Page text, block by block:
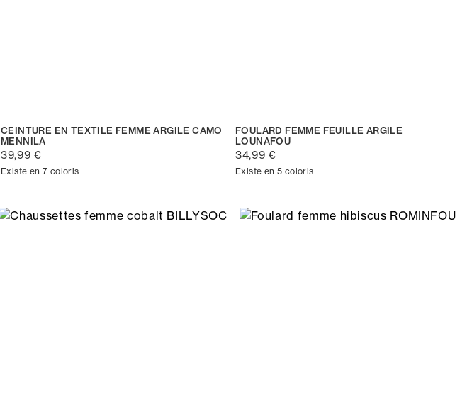
CEINTURE EN TEXTILE FEMME ARGILE CAMO
MENNILA
39,99 €
Existe en 7 coloris
FOULARD FEMME FEUILLE ARGILE
LOUNAFOU
34,99 €
Existe en 5 coloris